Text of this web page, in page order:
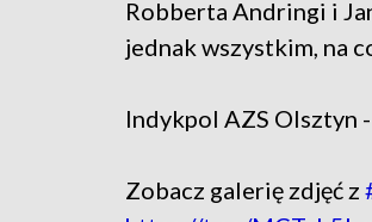
Robberta Andringi i
jednak wszystkim, na
Indykpol AZS Olsztyn
Zobacz galerię zdjęć z